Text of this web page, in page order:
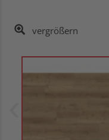
vergrößern